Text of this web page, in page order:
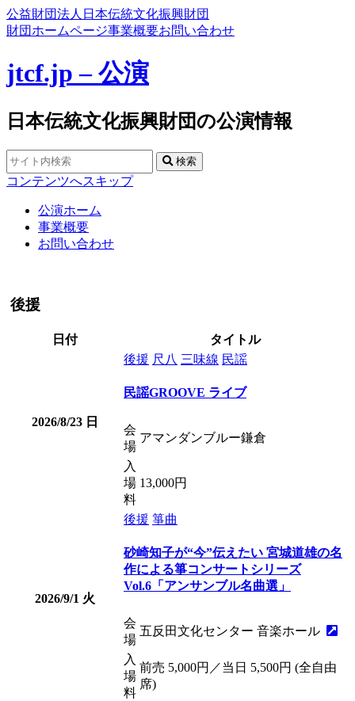
公益財団法人日本伝統文化振興財団
財団ホームページ事業概要お問い合わせ
jtcf.jp – 公演
日本伝統文化振興財団の公演情報
検索
コンテンツへスキップ
公演ホーム
事業概要
お問い合わせ
後援
日付 タイトル
2026/8/23 日
後援 尺八 三味線 民謡
民謡GROOVE ライブ
会
場
アマンダンブルー鎌倉
入
場
料
13,000円
2026/9/1 火
後援 箏曲
砂崎知子が“今”伝えたい 宮城道雄の名
作による箏コンサートシリーズ
Vol.6「アンサンブル名曲選」
会
場
五反田文化センター 音楽ホール
入
場
料
前売 5,000円／当日 5,500円 (全自由
席)